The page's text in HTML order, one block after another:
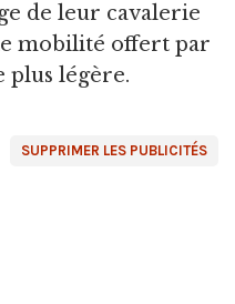
de leur cavalerie
mobilité offert par
plus légère.
SUPPRIMER LES PUBLICITÉS